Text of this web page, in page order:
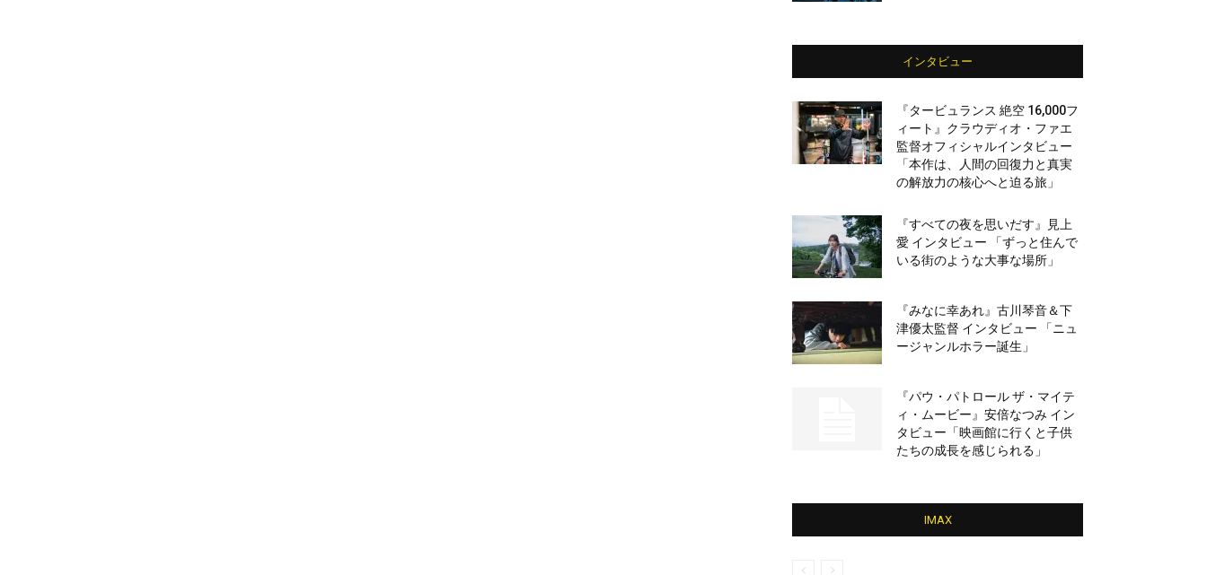
インタビュー
『タービュランス 絶空 16,000フ
ィート』クラウディオ・ファエ
監督オフィシャルインタビュー
「本作は、人間の回復力と真実
の解放力の核心へと迫る旅」
『すべての夜を思いだす』見上
愛 インタビュー 「ずっと住んで
いる街のような大事な場所」
『みなに幸あれ』古川琴音＆下
津優太監督 インタビュー 「ニュ
ージャンルホラー誕生」
『パウ・パトロール ザ・マイテ
ィ・ムービー』安倍なつみ イン
タビュー「映画館に行くと子供
たちの成長を感じられる」
IMAX